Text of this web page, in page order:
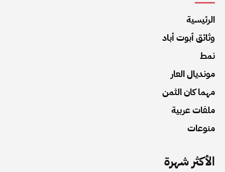
الرئيسية
وثائق أبوت أباد
نمط
مونديال العار
مهما كان الثمن
ملفات عربية
منوعات
الأكثر شهرة